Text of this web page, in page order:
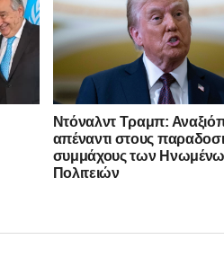
Ντόναλντ Τραμπ:
απέναντι στους
συμμάχους των
Πολιτειών